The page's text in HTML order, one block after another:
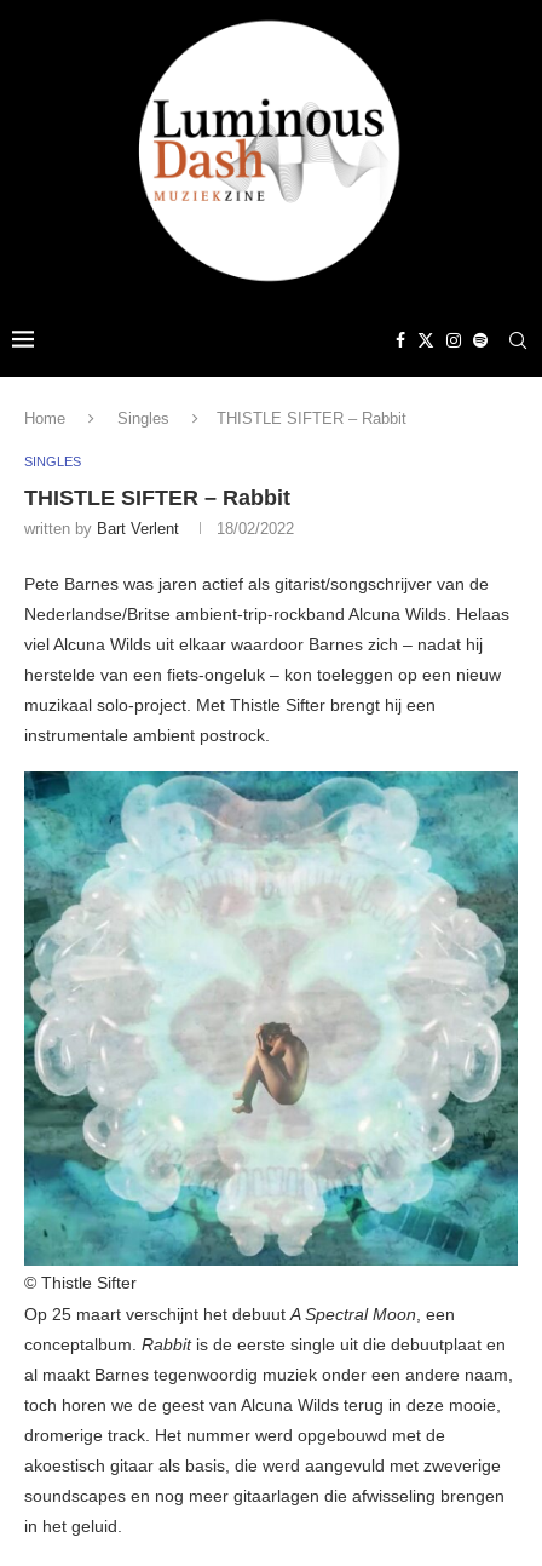
Home Singles THISTLE SIFTER – Rabbit
SINGLES
THISTLE SIFTER – Rabbit
written by Bart Verlent 18/02/2022
Pete Barnes was jaren actief als gitarist/songschrijver van de
Nederlandse/Britse ambient-trip-rockband Alcuna Wilds. Helaas
viel Alcuna Wilds uit elkaar waardoor Barnes zich – nadat hij
herstelde van een fiets-ongeluk – kon toeleggen op een nieuw
muzikaal solo-project. Met Thistle Sifter brengt hij een
instrumentale ambient postrock.
© Thistle Sifter
Op 25 maart verschijnt het debuutA Spectral Moon, een
conceptalbum. Rabbitis de eerste single uit die debuutplaat en
al maakt Barnes tegenwoordig muziek onder een andere naam,
toch horen we de geest van Alcuna Wilds terug in deze mooie,
dromerige track. Het nummer werd opgebouwd met de
akoestisch gitaar als basis, die werd aangevuld met zweverige
soundscapes en nog meer gitaarlagen die afwisseling brengen
in het geluid.